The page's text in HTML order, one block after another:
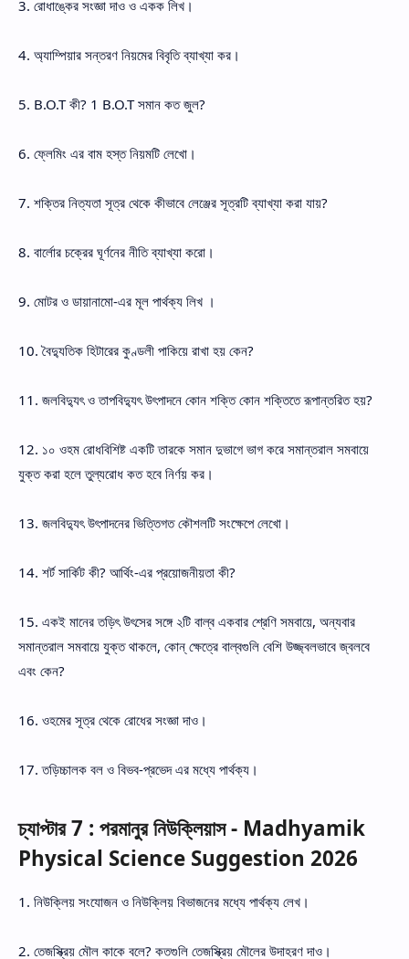
3. রোধাঙ্কের সংজ্ঞা দাও ও একক লিখ।
4. অ্যাম্পিয়ার সন্তরণ নিয়মের বিবৃতি ব্যাখ্যা কর।
5. B.O.T কী? 1 B.O.T সমান কত জুল?
6. ফ্লেমিং এর বাম হস্ত নিয়মটি লেখো।
7. শক্তির নিত্যতা সূত্র থেকে কীভাবে লেঞ্জের সূত্রটি ব্যাখ্যা করা যায়?
8. বার্লোর চক্রের ঘূর্ণনের নীতি ব্যাখ্যা করো।
9. মোটর ও ডায়ানামো-এর মূল পার্থক্য লিখ ।
10. বৈদ্যুতিক হিটারের কুণ্ডলী পাকিয়ে রাখা হয় কেন?
11. জলবিদ্যুৎ ও তাপবিদ্যুৎ উৎপাদনে কোন শক্তি কোন শক্তিতে রূপান্তরিত হয়?
12. ১০ ওহম রোধবিশিষ্ট একটি তারকে সমান দুভাগে ভাগ করে সমান্তরাল সমবায়ে
যুক্ত করা হলে তুল্যরোধ কত হবে নির্ণয় কর।
13. জলবিদ্যুৎ উৎপাদনের ভিত্তিগত কৌশলটি সংক্ষেপে লেখো।
14. শর্ট সার্কিট কী? আর্থিং-এর প্রয়োজনীয়তা কী?
15. একই মানের তড়িৎ উৎসের সঙ্গে ২টি বাল্ব একবার শ্রেণি সমবায়ে, অন্যবার
সমান্তরাল সমবায়ে যুক্ত থাকলে, কোন্ ক্ষেত্রে বাল্‌বগুলি বেশি উজ্জ্বলভাবে জ্বলবে
এবং কেন?
16. ওহমের সূত্র থেকে রোধের সংজ্ঞা দাও।
17. তড়িচ্চালক বল ও বিভব-প্রভেদ এর মধ্যে পার্থক্য।
চ্যাপ্টার 7 : পরমানুর নিউক্লিয়াস - Madhyamik
Physical Science Suggestion 2026
1. নিউক্লিয় সংযোজন ও নিউক্লিয় বিভাজনের মধ্যে পার্থক্য লেখ।
2. তেজস্ক্রিয় মৌল কাকে বলে? কতগুলি তেজস্ক্রিয় মৌলের উদাহরণ দাও।